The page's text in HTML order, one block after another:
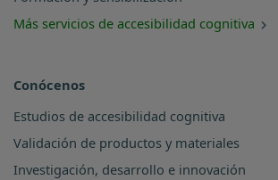
Más servicios de accesibilidad cognitiva
Conócenos
Estudios de accesibilidad cognitiva
Validación de productos y materiales
Investigación, desarrollo e innovación